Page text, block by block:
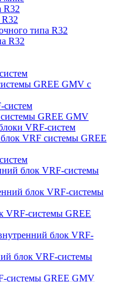
R32
типа R32
R32
GREE GMV с
систем
GREE GMV
VRF-систем
VRF системы GREE
блок VRF-системы
блок VRF-системы
VRF-системы GREE
блок VRF-
блок VRF-системы
системы GREE GMV